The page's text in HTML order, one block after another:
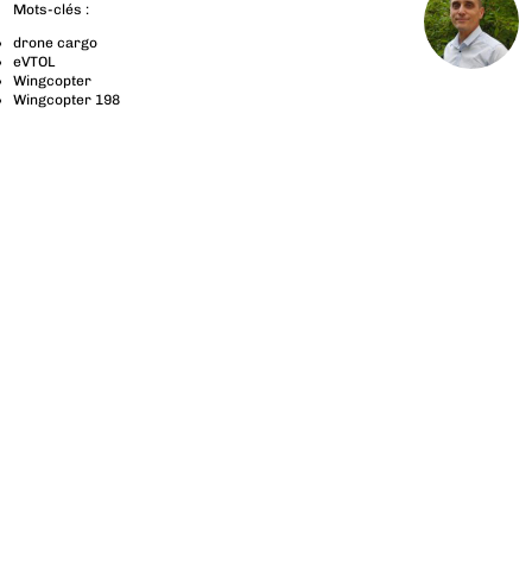
Mots-clés :
drone cargo
eVTOL
Wingcopter
Wingcopter 198